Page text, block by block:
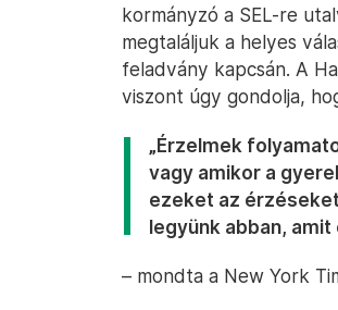
kormányzó a SEL-re
megtaláljuk a helyes
feladvány kapcsán. A
viszont úgy gondolja,
„Érzelmek
vagy amikor a
ezeket az
legyünk abban, amit
– mondta a New York